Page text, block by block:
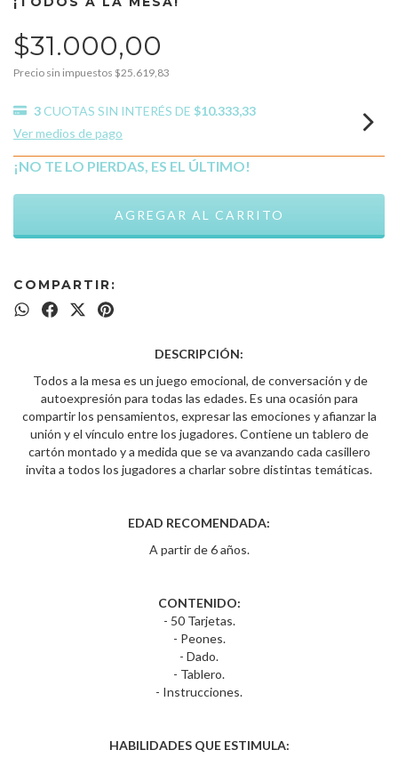
$31.000,00
Precio sin impuestos $25.619,83
3 CUOTAS SIN INTERÉS DE $10.333,33
Ver medios de pago
¡NO TE LO PIERDAS, ES EL ÚLTIMO!
COMPARTIR:
DESCRIPCIÓN:
Todos a la mesa es un juego emocional, de conversación y de
autoexpresión para todas las edades. Es una ocasión para
compartir los pensamientos, expresar las emociones y afianzar la
unión y el vínculo entre los jugadores. Contiene un tablero de
cartón montado y a medida que se va avanzando cada casillero
invita a todos los jugadores a charlar sobre distintas temáticas.
EDAD RECOMENDADA:
A partir de 6 años.
CONTENIDO:
- 50 Tarjetas.
- Peones.
- Dado.
- Tablero.
- Instrucciones.
HABILIDADES QUE ESTIMULA: